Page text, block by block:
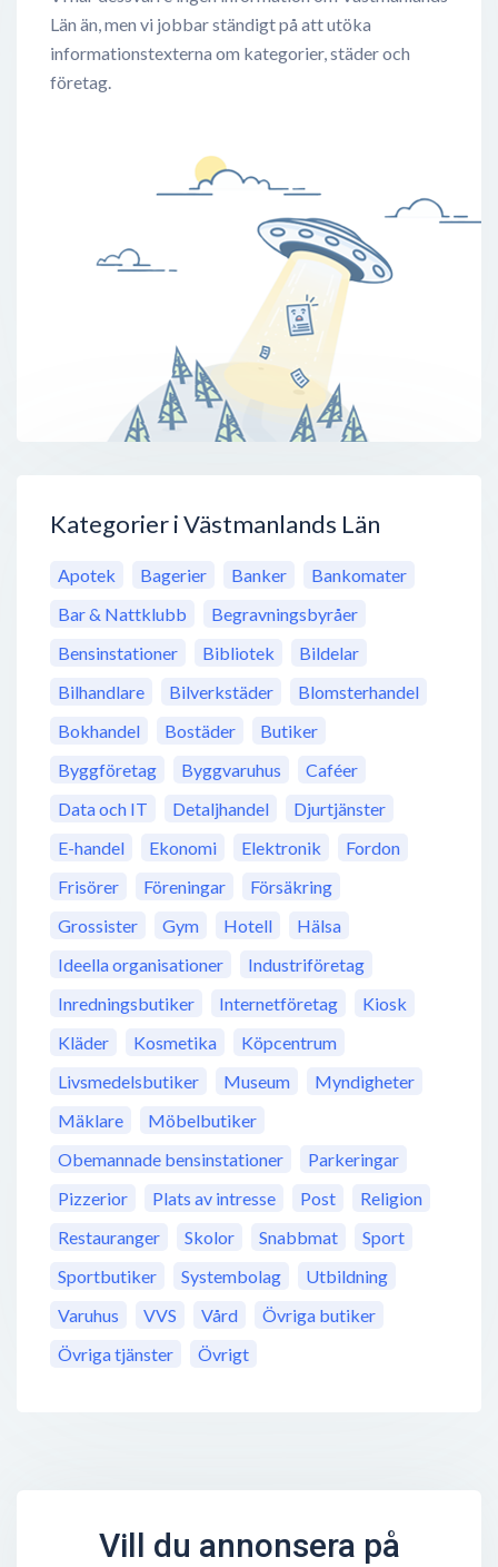
Län än, men vi jobbar ständigt på att utöka
informationstexterna om kategorier, städer och
företag.
Kategorier i Västmanlands Län
Apotek Bagerier Banker
Bankomater
Bar & Nattklubb
Begravningsbyråer
Bensinstationer
Bibliotek
Bildelar
Bilhandlare
Bilverkstäder
Blomsterhandel
Bokhandel
Bostäder
Butiker
Byggföretag
Byggvaruhus
Caféer
Data och IT
Detaljhandel
Djurtjänster
E-handel
Ekonomi Elektronik
Fordon
Frisörer
Föreningar
Försäkring
Grossister
Gym Hotell
Hälsa
Ideella organisationer
Industriföretag
Inredningsbutiker
Internetföretag
Kiosk
Kläder
Kosmetika
Köpcentrum
Livsmedelsbutiker
Museum
Myndigheter
Mäklare
Möbelbutiker
Obemannade bensinstationer
Parkeringar
Pizzerior
Plats av intresse Post
Religion
Restauranger
Skolor Snabbmat
Sport
Sportbutiker
Systembolag
Utbildning
Varuhus
VVS Vård
Övriga butiker
Övriga tjänster
Övrigt
Vill du annonsera på